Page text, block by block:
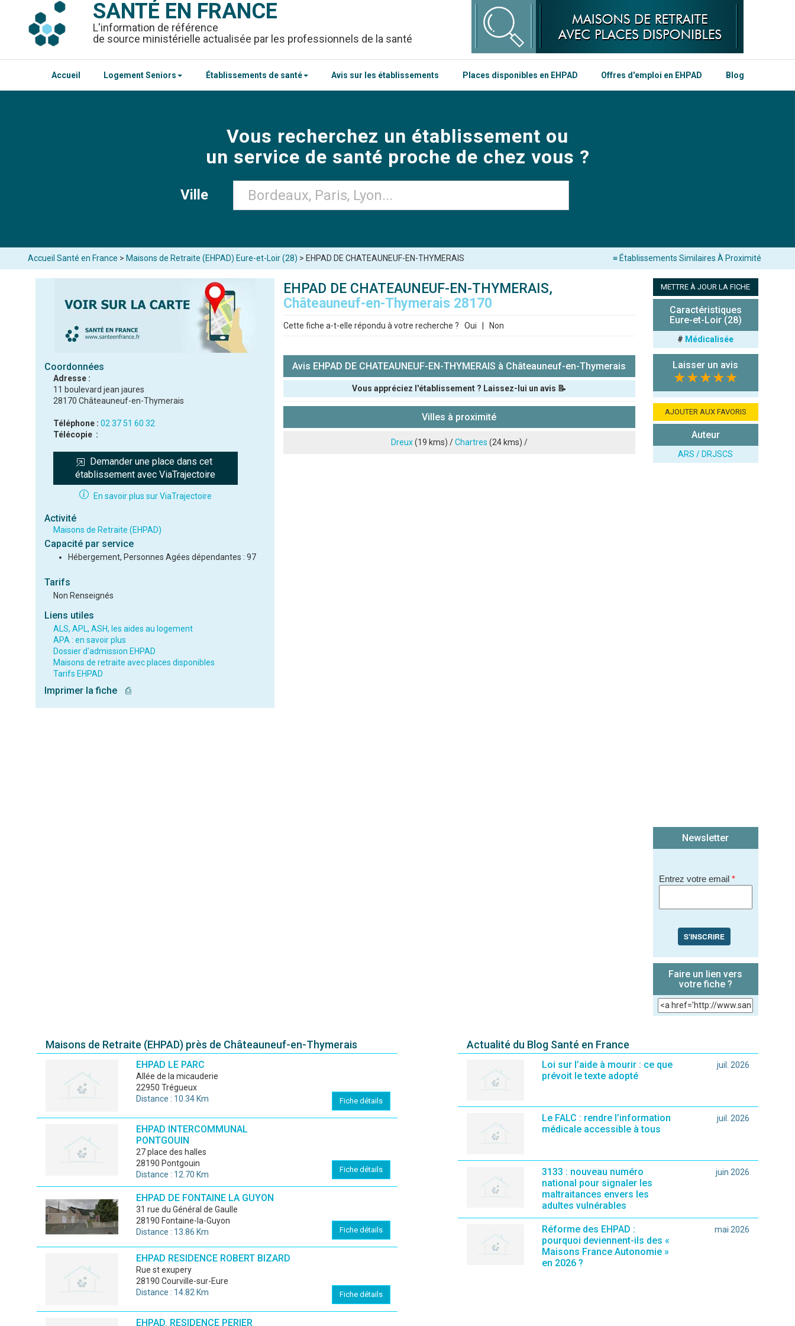
SANTÉ EN FRANCE
L'information de référence
de source ministérielle actualisée par les professionnels de la santé
Accueil Logement Seniors Établissements de santé Avis sur les établissements Places disponibles en EHPAD Offres d'emploi en EHPAD Blog
Vous recherchez un établissement ou
un service de santé proche de chez vous ?
Ville
≡ Établissements Similaires À Proximité
Accueil Santé en France > Maisons de Retraite (EHPAD) Eure-et-Loir (28) > EHPAD DE CHATEAUNEUF-EN-THYMERAIS
Coordonnées
Adresse :
11 boulevard jean jaures
28170 Châteauneuf-en-Thymerais
Téléphone : 02 37 51 60 32
Télécopie :
Demander une place dans cet
établissement avec ViaTrajectoire
En savoir plus sur ViaTrajectoire
Activité
Maisons de Retraite (EHPAD)
Capacité par service
Hébergement, Personnes Agées dépendantes : 97
Tarifs
Non Renseignés
Liens utiles
ALS, APL, ASH, les aides au logement
APA : en savoir plus
Dossier d'admission EHPAD
Maisons de retraite avec places disponibles
Tarifs EHPAD
Imprimer la fiche ⎙
EHPAD DE CHATEAUNEUF-EN-THYMERAIS,
Châteauneuf-en-Thymerais 28170
Cette fiche a-t-elle répondu à votre recherche ? Oui Non
Avis EHPAD DE CHATEAUNEUF-EN-THYMERAIS à Châteauneuf-en-Thymerais
Vous appréciez l'établissement ? Laissez-lui un avis 📝
Note que vous souhaitez attribuer :
Villes à proximité
Dreux(19 kms) /Chartres (24 kms) /
METTRE À JOUR LA FICHE
Caractéristiques
Eure-et-Loir (28)
# Médicalisée
Laisser un avis
★★★★★
AJOUTER AUX FAVORIS
Auteur
ARS / DRJSCS
Newsletter
Entrez votre email *
S'INSCRIRE
Faire un lien vers
votre fiche ?
Maisons de Retraite (EHPAD) près de Châteauneuf-en-Thymerais
EHPAD LE PARC
allée de la micauderie
22950 Trégueux
Distance : 10.34 Km
Fiche détails
EHPAD INTERCOMMUNAL
PONTGOUIN
27 place des halles
28190 Pontgouin
Distance : 12.70 Km
Fiche détails
EHPAD DE FONTAINE LA GUYON
31 rue du Général de Gaulle
28190 Fontaine-la-Guyon
Distance : 13.86 Km
Fiche détails
EHPAD RESIDENCE ROBERT BIZARD
Rue st exupery
28190 Courville-sur-Eure
Distance : 14.82 Km
Fiche détails
EHPAD. RESIDENCE PERIER
Actualité du Blog Santé en France
Loi sur l’aide à mourir : ce que
prévoit le texte adopté
juil. 2026
Le FALC : rendre l’information
médicale accessible à tous
juil. 2026
3133 : nouveau numéro
national pour signaler les
maltraitances envers les
adultes vulnérables
juin 2026
Réforme des EHPAD :
pourquoi deviennent-ils des «
Maisons France Autonomie »
en 2026 ?
mai 2026